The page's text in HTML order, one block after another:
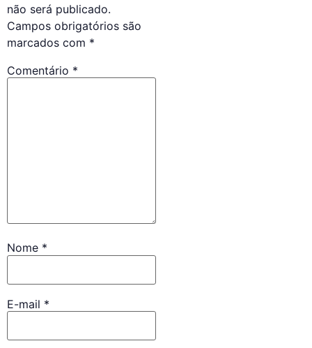
não será publicado.
Campos obrigatórios são
marcados com *
Comentário *
Nome *
E-mail *